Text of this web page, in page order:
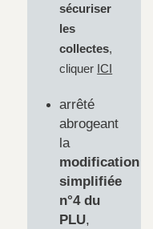
sécuriser
les
collectes,
cliquer ICI
arrêté
abrogeant
la
modification
simplifiée
n°4 du
PLU,